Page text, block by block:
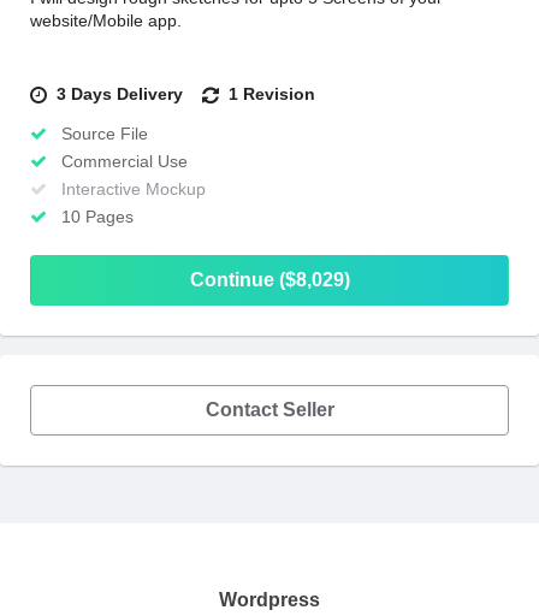
website/Mobile app.
3 Days Delivery 1 Revision
Source File
Commercial Use
Interactive Mockup
10 Pages
Continue ($8,029)
Contact Seller
Wordpress